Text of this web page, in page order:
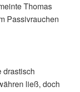
Thomas
Passivrauchen
drastisch
ließ, doch